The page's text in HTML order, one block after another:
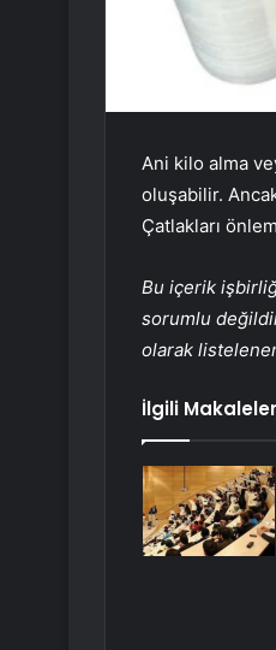
Ani kilo alma
oluşabilir.
Çatlakları
Bu içerik
sorumlu
olarak
İlgili Makaleler